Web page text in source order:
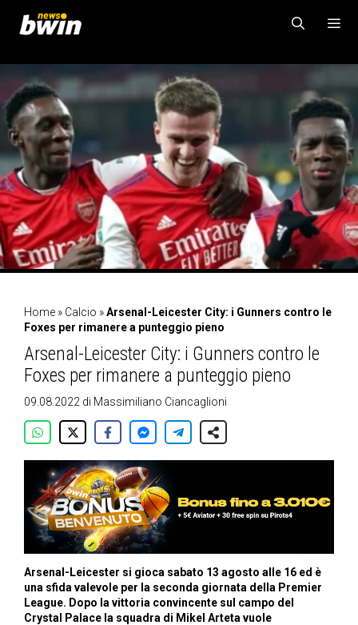
contenuto
Home » Calcio »Arsenal-Leicester City: i Gunners contro le
Foxes per rimanere a punteggio pieno
Arsenal-Leicester City: i Gunners contro le
Foxes per rimanere a punteggio pieno
09.08.2022 di Massimiliano Ciancaglioni
Arsenal-Leicester si gioca sabato 13 agosto alle 16 ed è
una sfida valevole per la seconda giornata della Premier
League. Dopo la vittoria convincente sul campo del
Crystal Palace la squadra di Mikel Arteta vuole